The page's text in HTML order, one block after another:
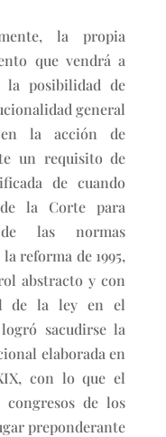
la propia
que vendrá a
la posibilidad de
general
en la acción de
un requisito de
de cuando
la Corte para
las normas
reforma de 1995,
abstracto y con
de la ley en el
sacudirse la
elaborada en
con lo que el
de los
preponderante